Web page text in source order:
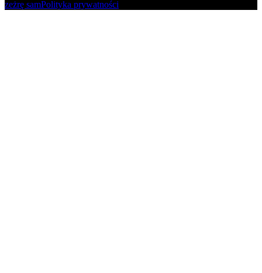
zeżrę samPolityka prywatności